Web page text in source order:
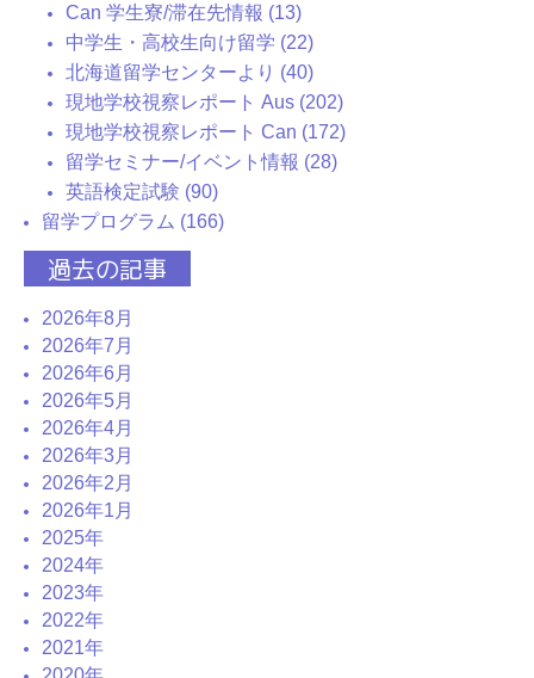
Can 学生寮/滞在先情報 (13)
中学生・高校生向け留学 (22)
北海道留学センターより (40)
現地学校視察レポート Aus (202)
現地学校視察レポート Can (172)
留学セミナー/イベント情報 (28)
英語検定試験 (90)
留学プログラム (166)
過去の記事
2026年8月
2026年7月
2026年6月
2026年5月
2026年4月
2026年3月
2026年2月
2026年1月
2025年
2024年
2023年
2022年
2021年